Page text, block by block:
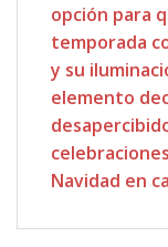
opción para
temporada
y su
elemento
Navidad en